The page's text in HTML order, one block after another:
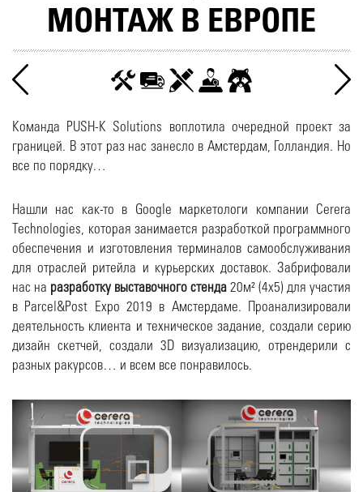
МОНТАЖ В ЕВРОПЕ
Команда PUSH-K Solutions воплотила очередной проект за
границей. В этот раз нас занесло в Амстердам, Голландия. Но
все по порядку…
Нашли нас как-то в Google маркетологи компании Cerera
Technologies, которая занимается разработкой программного
обеспечения и изготовления терминалов самообслуживания
для отраслей ритейла и курьерских доставок. Забрифовали
нас на разработку выставочного стенда 20м² (4х5) для участия
в Parcel&Post Expo 2019 в Амстердаме. Проанализировали
деятельность клиента и техническое задание, создали серию
дизайн скетчей, создали 3D визуализацию, отрендерили с
разных ракурсов… и всем все понравилось.